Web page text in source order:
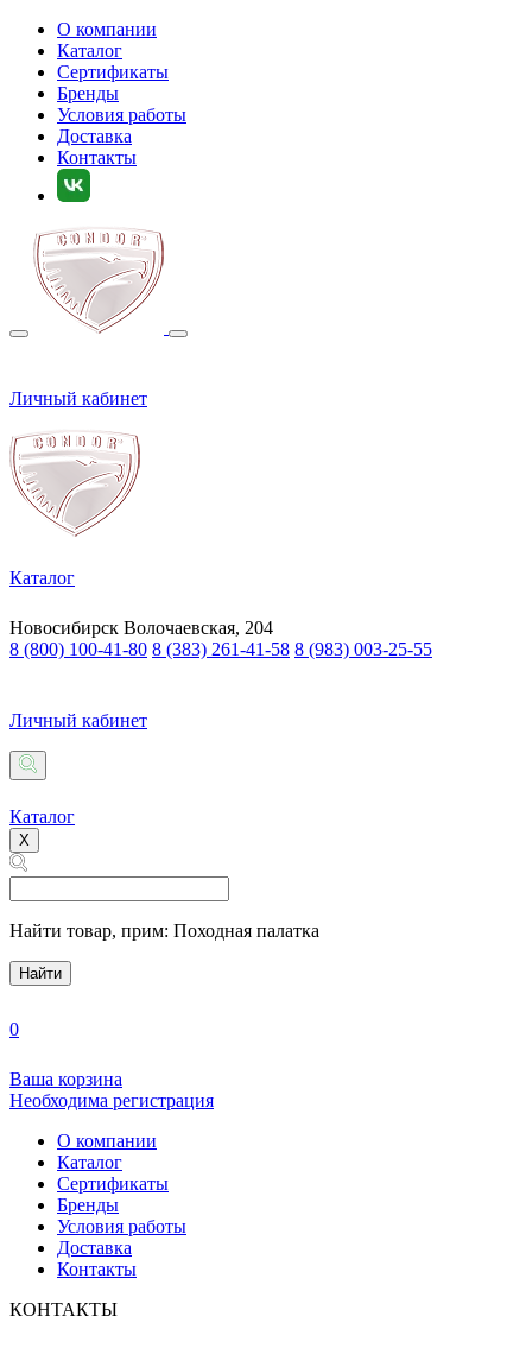
О компании
Каталог
Сертификаты
Бренды
Условия работы
Доставка
Контакты
Личный кабинет
Каталог
Новосибирск Волочаевская, 204
8 (800) 100-41-80 8 (383) 261-41-58 8 (983) 003-25-55
Личный кабинет
Каталог
X
Найти товар, прим: Походная палатка
Найти
0
Ваша корзина
Необходима регистрация
О компании
Каталог
Сертификаты
Бренды
Условия работы
Доставка
Контакты
КОНТАКТЫ